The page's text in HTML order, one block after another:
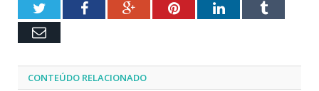
TwitterFacebookGoogle+PinterestLinkedInTumblr
Email
CONTEÚDO RELACIONADO